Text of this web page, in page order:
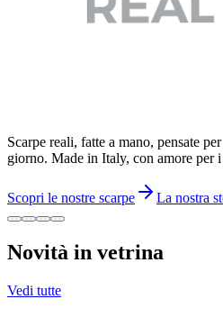
Scarpe reali, fatte a mano, pensate
giorno. Made in Italy, con amore per
Scopri le nostre scarpe La nostra
Novità in vetrina
Vedi tutte